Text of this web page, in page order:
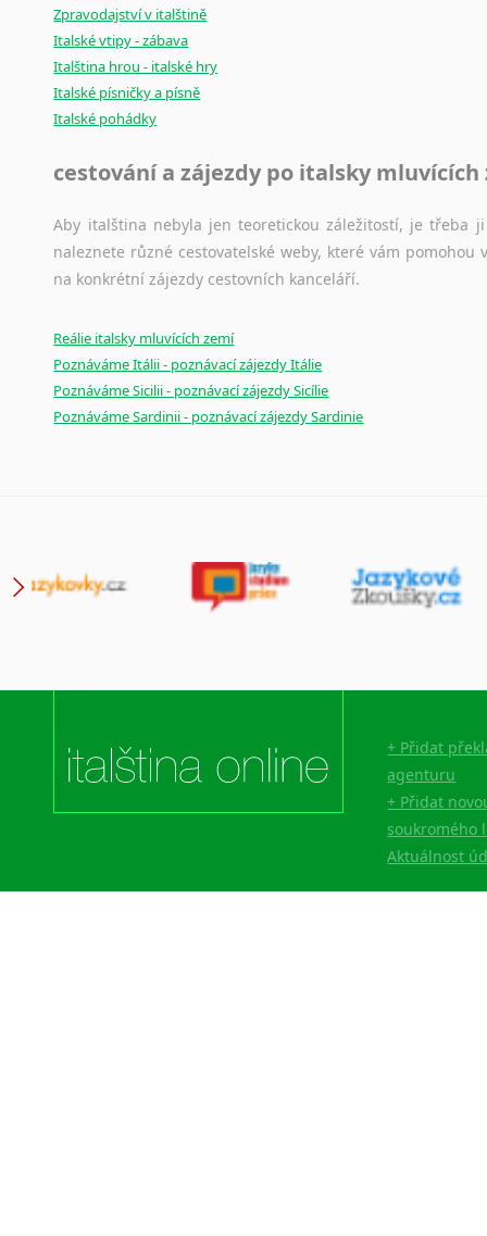
Zpravodajství v italštině
Italské vtipy - zábava
Italština hrou - italské hry
Italské písničky a písně
Italské pohádky
cestování a zájezdy po italsky mluvících
Aby italština nebyla jen teoretickou záležitostí, je třeba
naleznete různé cestovatelské weby, které vám
na konkrétní zájezdy cestovních kanceláří.
Reálie italsky mluvících zemí
Poznáváme Itálii - poznávací zájezdy Itálie
Poznáváme Sicilii - poznávací zájezdy Sicílie
Poznáváme Sardinii - poznávací zájezdy Sardinie
+ Přidat
agenturu
+ Přidat
soukromého
Aktuálnost